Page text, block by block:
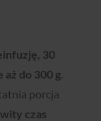
30
aż do 300 g
porcja
czas